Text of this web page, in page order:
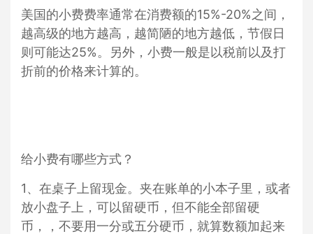
美国的小费费率通常在消费额的15%-20%之间，
越高级的地方越高，越简陋的地方越低，节假日
则可能达25%。另外，小费一般是以税前以及打
折前的价格来计算的。
给小费有哪些方式？
1、在桌子上留现金。夹在账单的小本子里，或者
放小盘子上，可以留硬币，但不能全部留硬
币，，不要用一分或五分硬币，就算数额加起来